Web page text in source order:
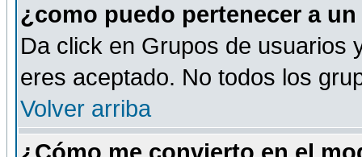
¿como puedo pertenecer a
Da click en Grupos de usuarios
eres aceptado. No todos los
Volver arriba